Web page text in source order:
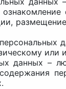
данных –